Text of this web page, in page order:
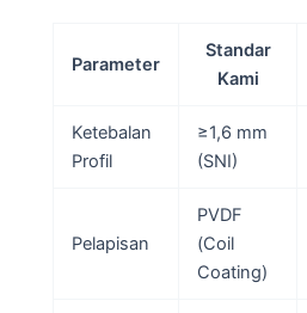
Parameter
Standar
Kami
Ketebalan
Profil
≥1,6 mm
(SNI)
Pelapisan
PVDF
(Coil
Coating)